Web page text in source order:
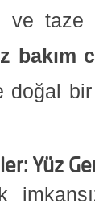
ve taze
bakım
Yüz